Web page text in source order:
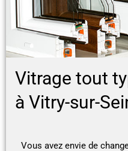
Vitrage tout
à Vitry-sur-
Vous avez envie de